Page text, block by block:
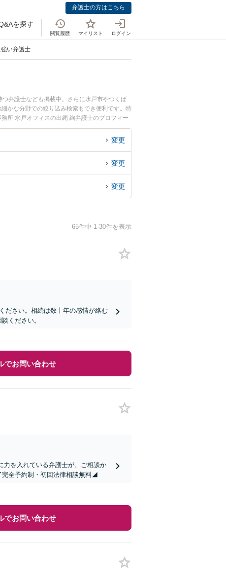
弁護士の方はこちら
を探す
閲覧履歴 マイリスト ログイン
い弁護士
弁護士なども掲載中。さらに水戸市やつくば
かな分野での絞り込み検索もでき便利です。特
所 水戸オフィスの出縄 絢弁護士のプロフィー
護士に相談したい』『不動産・土地の相続のト
談予約したい』などでお困りの相談者さんにお
変更
変更
変更
65件中 1-30件を表示
ださい。相続は数十年の感情が絡む
ください。
でお問い合わせ
力を入れている弁護士が、ご相談か
全予約制・初回法律相談無料◢
でお問い合わせ